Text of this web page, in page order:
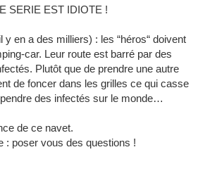
SERIE EST IDIOTE !
en a des milliers) : les “héros“ doivent
car. Leur route est barré par des
Plutôt que de prendre une autre
de foncer dans les grilles ce qui casse
des infectés sur le monde…
de ce navet.
: poser vous des questions !